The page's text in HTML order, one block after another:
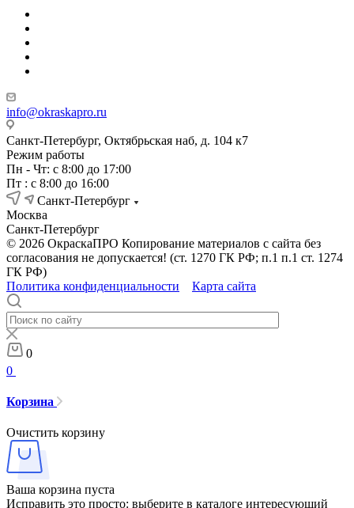
info@okraskapro.ru
Санкт-Петербург, Октябрьская наб, д. 104 к7
Режим работы
Пн - Чт: с 8:00 до 17:00
Пт : с 8:00 до 16:00
Санкт-Петербург
Москва
Санкт-Петербург
© 2026 ОкраскаПРО Копирование материалов с сайта без
согласования не допускается! (ст. 1270 ГК РФ; п.1 п.1 ст. 1274
ГК РФ)
Политика конфиденциальности
Карта сайта
0
0
Корзина
Очистить корзину
Ваша корзина пуста
Исправить это просто: выберите в каталоге интересующий